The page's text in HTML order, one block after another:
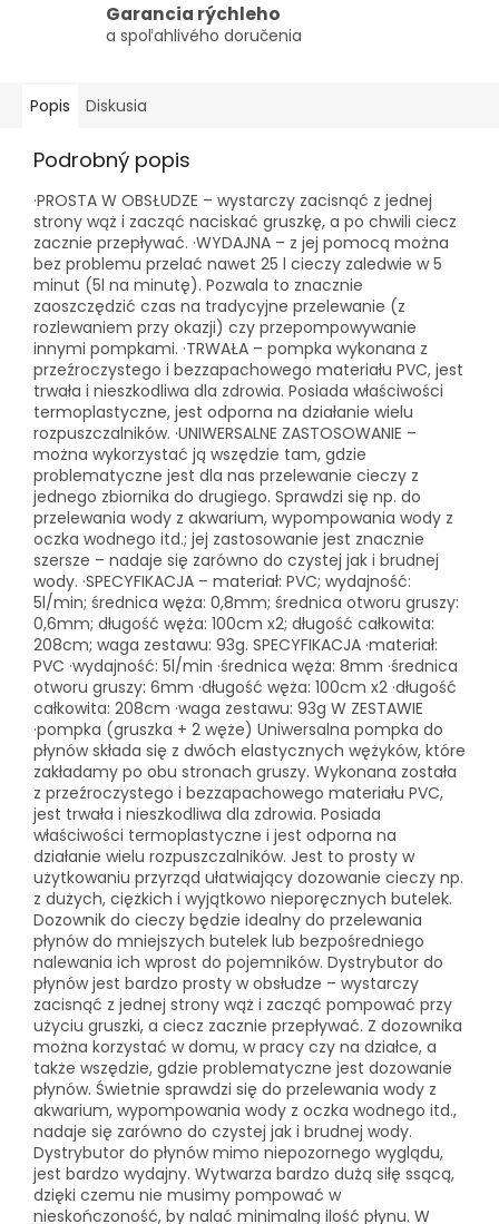
Garancia rýchleho
a spoľahlivého doručenia
Popis Diskusia
Podrobný popis
·PROSTA W OBSŁUDZE – wystarczy zacisnąć z jednej
strony wąż i zacząć naciskać gruszkę, a po chwili ciecz
zacznie przepływać. ·WYDAJNA – z jej pomocą można
bez problemu przelać nawet 25 l cieczy zaledwie w 5
minut (5l na minutę). Pozwala to znacznie
zaoszczędzić czas na tradycyjne przelewanie (z
rozlewaniem przy okazji) czy przepompowywanie
innymi pompkami. ·TRWAŁA – pompka wykonana z
przeźroczystego i bezzapachowego materiału PVC, jest
trwała i nieszkodliwa dla zdrowia. Posiada właściwości
termoplastyczne, jest odporna na działanie wielu
rozpuszczalników. ·UNIWERSALNE ZASTOSOWANIE –
można wykorzystać ją wszędzie tam, gdzie
problematyczne jest dla nas przelewanie cieczy z
jednego zbiornika do drugiego. Sprawdzi się np. do
przelewania wody z akwarium, wypompowania wody z
oczka wodnego itd.; jej zastosowanie jest znacznie
szersze – nadaje się zarówno do czystej jak i brudnej
wody. ·SPECYFIKACJA – materiał: PVC; wydajność:
5l/min; średnica węża: 0,8mm; średnica otworu gruszy:
0,6mm; długość węża: 100cm x2; długość całkowita:
208cm; waga zestawu: 93g. SPECYFIKACJA ·materiał:
PVC ·wydajność: 5l/min ·średnica węża: 8mm ·średnica
otworu gruszy: 6mm ·długość węża: 100cm x2 ·długość
całkowita: 208cm ·waga zestawu: 93g W ZESTAWIE
·pompka (gruszka + 2 węże) Uniwersalna pompka do
płynów składa się z dwóch elastycznych wężyków, które
zakładamy po obu stronach gruszy. Wykonana została
z przeźroczystego i bezzapachowego materiału PVC,
jest trwała i nieszkodliwa dla zdrowia. Posiada
właściwości termoplastyczne i jest odporna na
działanie wielu rozpuszczalników. Jest to prosty w
użytkowaniu przyrząd ułatwiający dozowanie cieczy np.
z dużych, ciężkich i wyjątkowo nieporęcznych butelek.
Dozownik do cieczy będzie idealny do przelewania
płynów do mniejszych butelek lub bezpośredniego
nalewania ich wprost do pojemników. Dystrybutor do
płynów jest bardzo prosty w obsłudze – wystarczy
zacisnąć z jednej strony wąż i zacząć pompować przy
użyciu gruszki, a ciecz zacznie przepływać. Z dozownika
można korzystać w domu, w pracy czy na działce, a
także wszędzie, gdzie problematyczne jest dozowanie
płynów. Świetnie sprawdzi się do przelewania wody z
akwarium, wypompowania wody z oczka wodnego itd.,
nadaje się zarówno do czystej jak i brudnej wody.
Dystrybutor do płynów mimo niepozornego wyglądu,
jest bardzo wydajny. Wytwarza bardzo dużą siłę ssącą,
dzięki czemu nie musimy pompować w
nieskończoność, by nalać minimalną ilość płynu. W